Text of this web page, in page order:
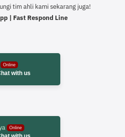
tim ahli kami sekarang juga!
| Fast Respond Line
Online
with us
Online